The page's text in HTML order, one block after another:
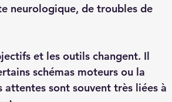
neurologique, de troubles de
et les outils changent. Il
schémas moteurs ou la
sont souvent très liées à